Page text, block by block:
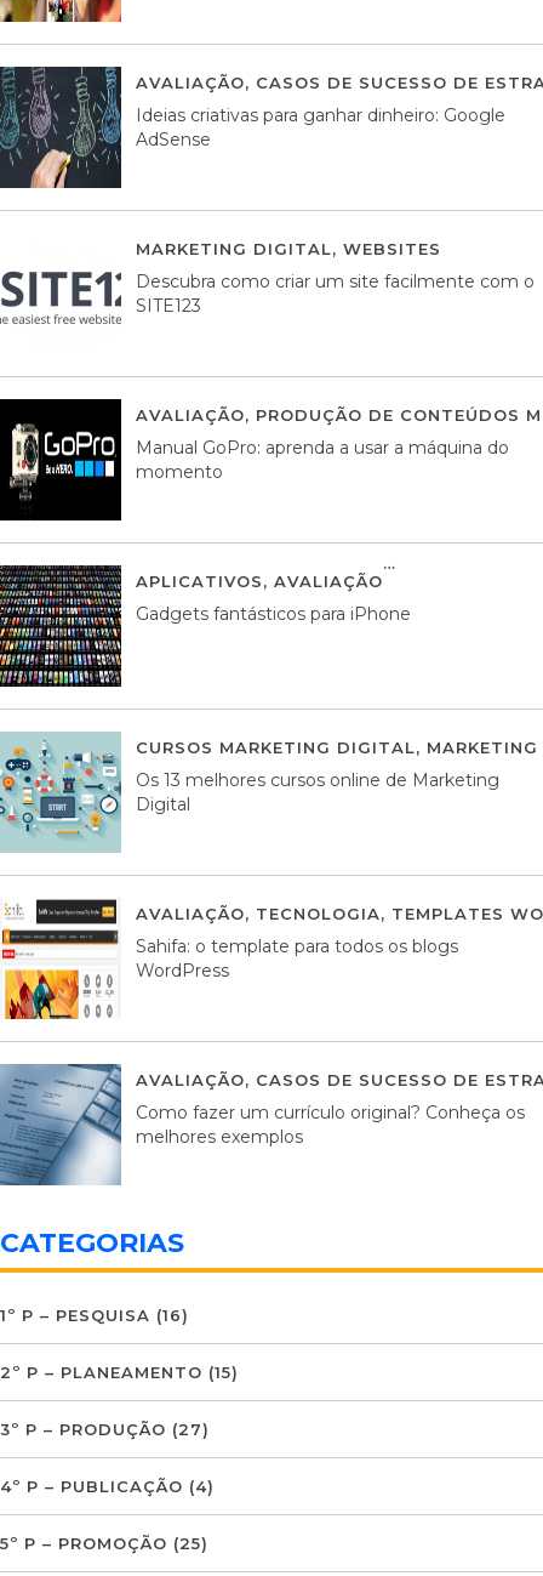
AVALIAÇÃO, CASOS DE SUCESSO DE
Ideias criativas para ganhar dinheiro: Google
AdSense
MARKETING DIGITAL, WEBSITES
Descubra como criar um site facilmente com o
SITE123
AVALIAÇÃO, PRODUÇÃO DE CONTEÚDOS
Manual GoPro: aprenda a usar a máquina do
momento
APLICATIVOS, AVALIAÇÃO
Gadgets fantásticos para iPhone
CURSOS MARKETING DIGITAL,
Os 13 melhores cursos online de Marketing
Digital
AVALIAÇÃO, TECNOLOGIA, TEMPLATES
Sahifa: o template para todos os blogs
WordPress
AVALIAÇÃO, CASOS DE SUCESSO DE
Como fazer um currículo original? Conheça os
melhores exemplos
CATEGORIAS
1º P – PESQUISA (16)
2º P – PLANEAMENTO (15)
3º P – PRODUÇÃO (27)
4º P – PUBLICAÇÃO (4)
5º P – PROMOÇÃO (25)